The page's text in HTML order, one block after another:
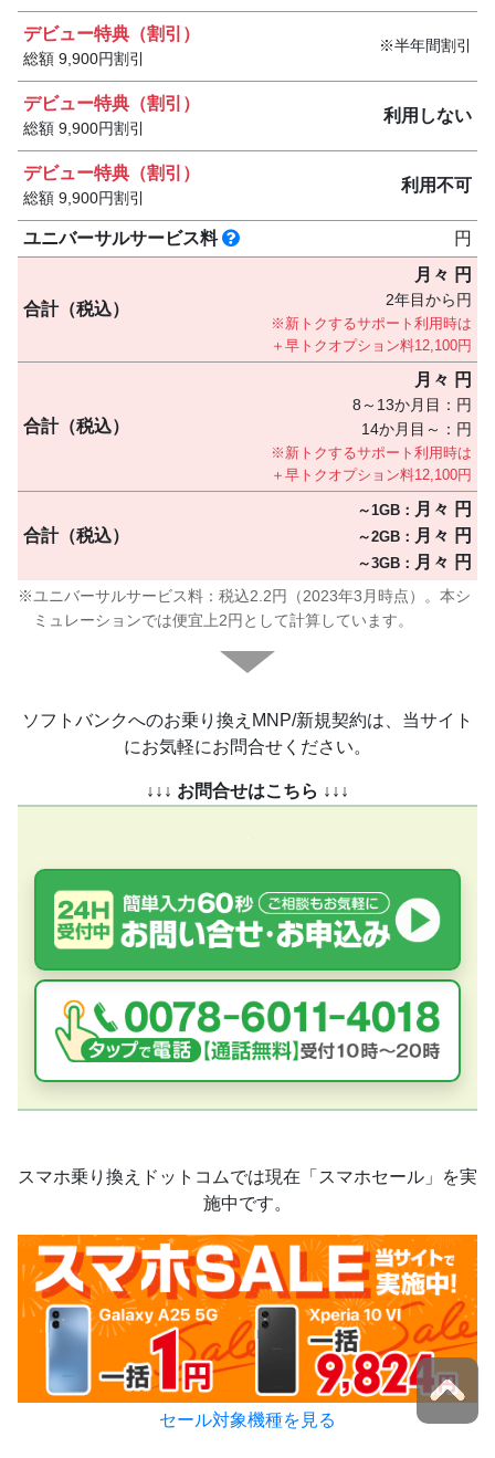
デビュー特典（割引）
総額 9,900円割引
半年間割引
デビュー特典（割引）
総額 9,900円割引
利用しない
デビュー特典（割引）
総額 9,900円割引
利用不可
ユニバーサルサービス料 円
合計（税込）
月々 円
2年目から 円
新トクするサポート利用時は
＋早トクオプション料12,100円
合計（税込）
月々 円
8～13か月目： 円
14か月目～： 円
新トクするサポート利用時は
＋早トクオプション料12,100円
合計（税込）
～1GB： 月々 円
～2GB： 月々 円
～3GB： 月々 円
ユニバーサルサービス料：税込2.2円（2023年3月時点）。本シ
ミュレーションでは便宜上2円として計算しています。
ソフトバンクへのお乗り換えMNP/新規契約は、当サイト
にお気軽にお問合せください。
↓↓↓ お問合せはこちら ↓↓↓
スマホ乗り換えドットコムでは現在「スマホセール」を実
施中です。
セール対象機種を見る